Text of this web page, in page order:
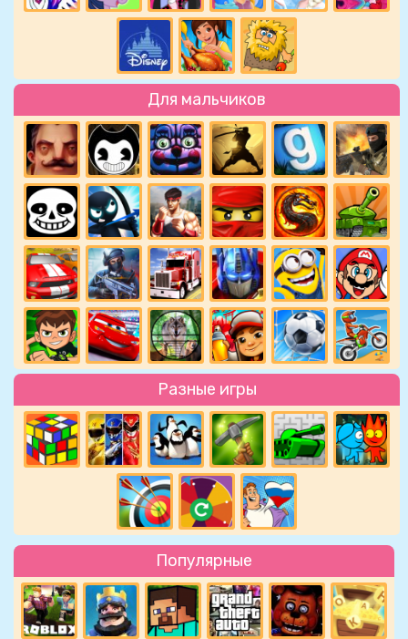
Для мальчиков
Разные игры
Популярные